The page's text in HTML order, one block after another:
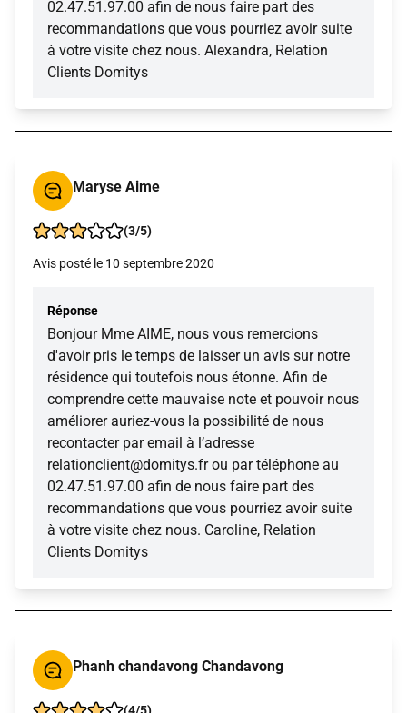
02.47.51.97.00 afin de nous faire part des
recommandations que vous pourriez avoir suite
à votre visite chez nous. Alexandra, Relation
Clients Domitys
Maryse Aime
(3/5)
Avis posté le 10 septembre 2020
Réponse
Bonjour Mme AIME, nous vous remercions
d'avoir pris le temps de laisser un avis sur notre
résidence qui toutefois nous étonne. Afin de
comprendre cette mauvaise note et pouvoir nous
améliorer auriez-vous la possibilité de nous
recontacter par email à l’adresse
relationclient@domitys.fr ou par téléphone au
02.47.51.97.00 afin de nous faire part des
recommandations que vous pourriez avoir suite
à votre visite chez nous. Caroline, Relation
Clients Domitys
Phanh chandavong Chandavong